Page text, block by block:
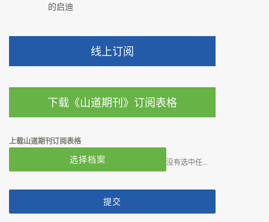
的启迪
线上订阅
下载《山道期刊》订阅表格
上载山道期刊订阅表格
选择档案 没有选中任何文件
提交